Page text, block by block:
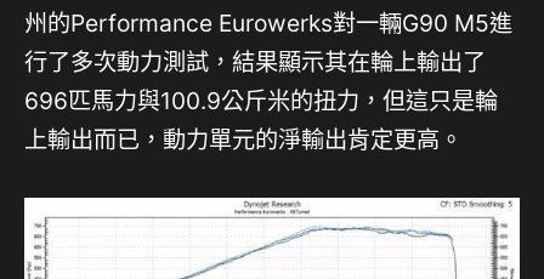
州的Performance Eurowerks對一輛G90 M5進
行了多次動力測試，結果顯示其在輪上輸出了
696匹馬力與100.9公斤米的扭力，但這只是輪
上輸出而已，動力單元的淨輸出肯定更高。